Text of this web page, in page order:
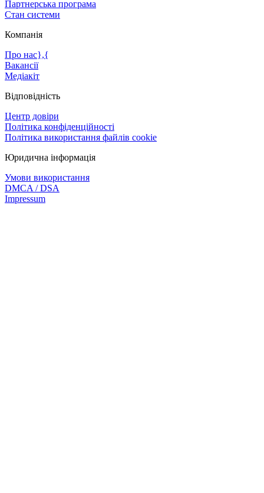
Партнерська програма
Стан системи
Компанія
Про нас},{
Вакансії
Медіакіт
Відповідність
Центр довіри
Політика конфіденційності
Політика використання файлів cookie
Юридична інформація
Умови використання
DMCA / DSA
Impressum